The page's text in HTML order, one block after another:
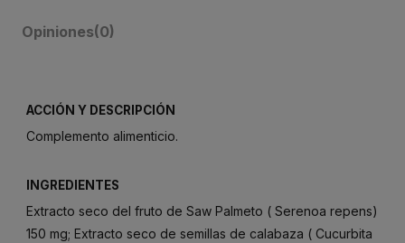
Opiniones(0)
ACCIÓN Y DESCRIPCIÓN
Complemento alimenticio.
INGREDIENTES
Extracto seco del fruto de Saw Palmeto ( Serenoa repens)
150 mg; Extracto seco de semillas de calabaza ( Cucurbita